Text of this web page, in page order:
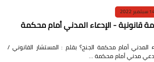
2022
قانونية - الإدعاء المدني أمام محكمة
المدني أمام محكمة الجنح؟ بقلم : المستشار القانوني /
مدني أمام محكمة …